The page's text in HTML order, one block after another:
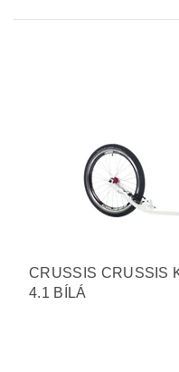
CRUSSIS CRUSSIS
4.1 BÍLÁ